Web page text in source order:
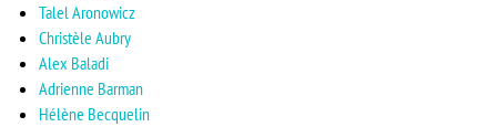
Talel Aronowicz
Christèle Aubry
Alex Baladi
Adrienne Barman
Hélène Becquelin